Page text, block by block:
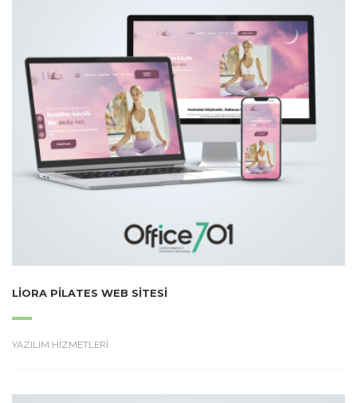
LIORA PILATES WEB SITESI
YAZILIM HİZMETLERİ